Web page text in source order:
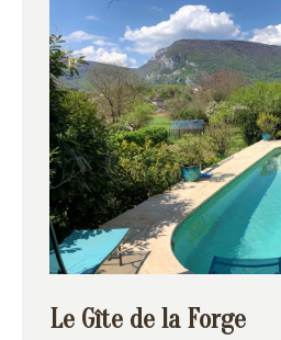
Le Gîte de la Forge